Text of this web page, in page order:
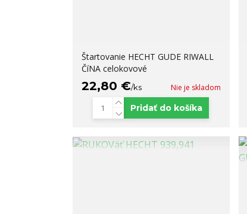
Štartovanie HECHT GUDE RIWALL
ČíNA celokovové
22,80 €/ks Nie je skladom
Pridať do košíka